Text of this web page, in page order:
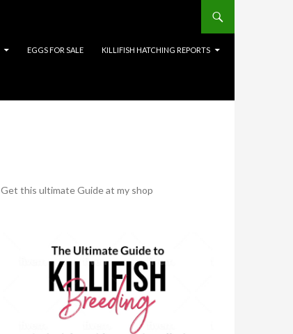
EGGS FOR SALE KILLIFISH HATCHING REPORTS
Get this ultimate Guide at my shop